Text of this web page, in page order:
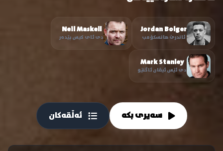
Jordan Bolger
ئاندرێ هانسکۆمب
Neil Maskell
دی ئای کیس پێدەر
Mark Stanley
دی ئێس ئیڤان ئاگنێو
سەیری بکە ئەڵقەکان